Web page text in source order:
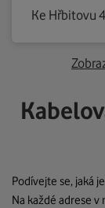
Ke Hřbitovu
Podívejte se, jaká
Na každé adrese v